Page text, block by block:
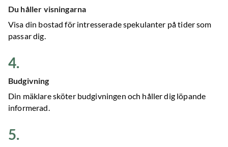
Du håller visningarna
Visa din bostad för intresserade spekulanter på tider som
passar dig.
4.
Budgivning
Din mäklare sköter budgivningen och håller dig löpande
informerad.
5.